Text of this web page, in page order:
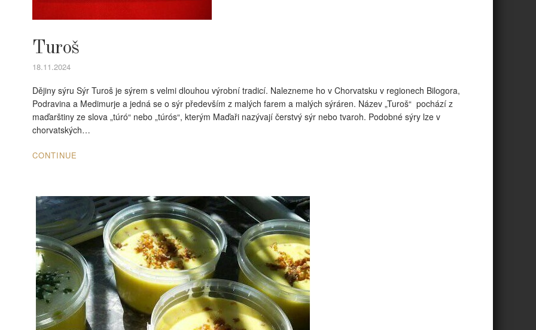
Turoš
18.11.2024
Dějiny sýru Sýr Turoš je sýrem s velmi dlouhou výrobní tradicí. Nalezneme ho v Chorvatsku v regionech Bilogora,
Podravina a Medimurje a jedná se o sýr především z malých farem a malých sýráren. Název „Turoš“ pochází z
maďarštiny ze slova „túró“ nebo „túrós“, kterým Maďaři nazývají čerstvý sýr nebo tvaroh. Podobné sýry lze v
chorvatských…
CONTINUE